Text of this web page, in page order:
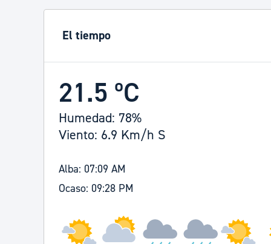
El tiempo
21.5 ºC
Humedad: 78%
Viento: 6.9 Km/h S
Alba: 07:09 AM
Ocaso: 09:28 PM